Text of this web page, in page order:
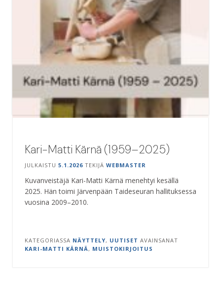
Kari-Matti Kärnä (1959–2025)
JULKAISTU 5.1.2026 TEKIJÄ WEBMASTER
Kuvanveistäjä Kari-Matti Kärnä menehtyi kesällä
2025. Hän toimi Järvenpään Taideseuran hallituksessa
vuosina 2009–2010.
KATEGORIASSA NÄYTTELY, UUTISET AVAINSANAT
KARI-MATTI KÄRNÄ , MUISTOKIRJOITUS